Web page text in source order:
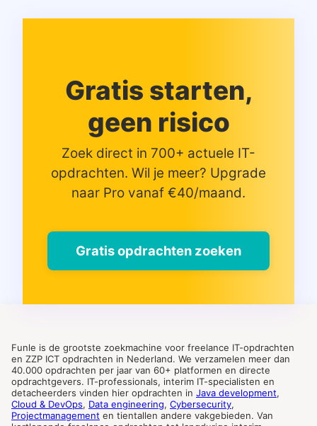
Gratis starten,
geen risico
Zoek direct in 700+ actuele IT-
opdrachten. Wil je meer? Upgrade
naar Pro vanaf €40/maand.
Gratis opdrachten zoeken
Funle is de grootste zoekmachine voor freelance IT-opdrachten
en ZZP ICT opdrachten in Nederland. We verzamelen meer dan
40.000 opdrachten per jaar van 60+ platformen en directe
opdrachtgevers. IT-professionals, interim IT-specialisten en
detacheerders vinden hier opdrachten in Java development,
Cloud & DevOps, Data engineering, Cybersecurity,
Projectmanagement en tientallen andere vakgebieden. Van